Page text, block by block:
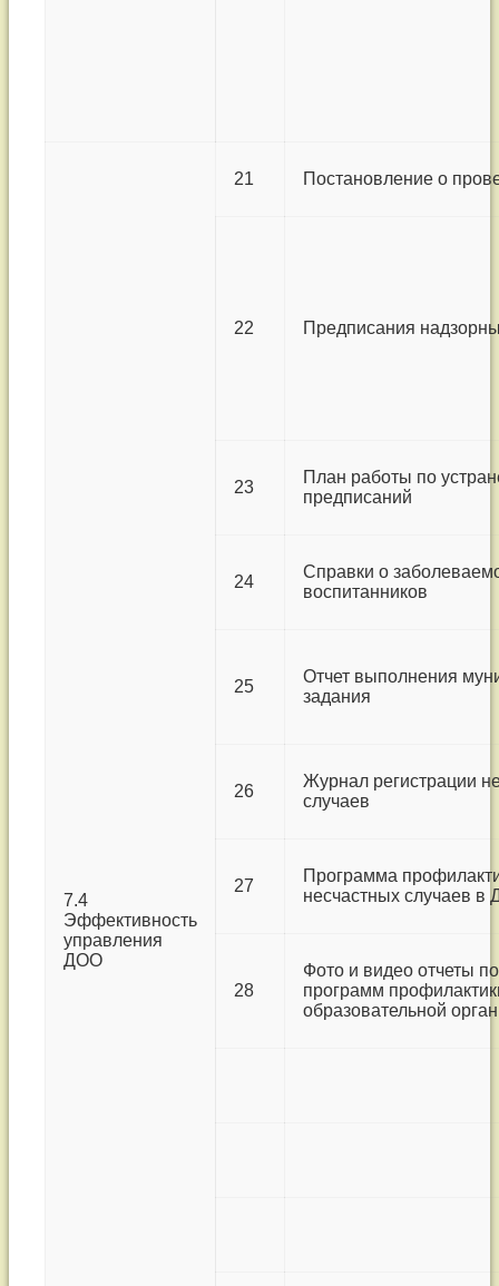
7.4
Эффективность
управления
ДОО
21 Постановление о
22 Предписания
23
План работы по
предписаний
24
Справки о
воспитанников
25
Отчет выполнения
задания
26
Журнал регистрации
случаев
27
Программа
несчастных случаев в
28
Фото и видео отчеты
программ
образовательной